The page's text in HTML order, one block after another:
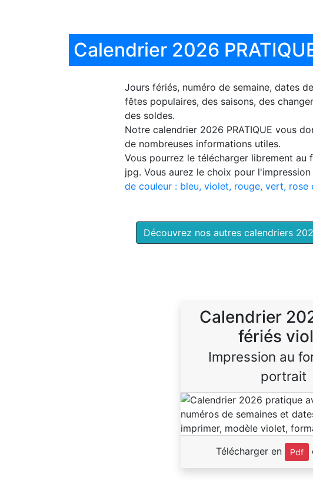
Calendrier 2026
Jours fériés, numéro de semaine, dates
fêtes populaires, des saisons, des
des soldes.
Notre calendrier 2026 PRATIQUE vous
de nombreuses informations utiles.
Vous pourrez le télécharger librement au
jpg. Vous aurez le choix pour
de couleur : bleu, violet, rouge, vert, rose
Découvrez nos autres calendriers
Calendrier
fériés
Impression au
portrait
Télécharger en Pdf